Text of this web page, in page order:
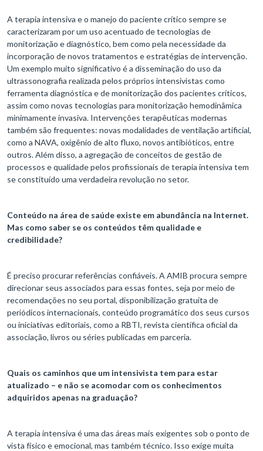
A terapia intensiva e o manejo do paciente crítico sempre se
caracterizaram por um uso acentuado de tecnologias de
monitorização e diagnóstico, bem como pela necessidade da
incorporação de novos tratamentos e estratégias de intervenção.
Um exemplo muito significativo é a disseminação do uso da
ultrassonografia realizada pelos próprios intensivistas como
ferramenta diagnóstica e de monitorização dos pacientes críticos,
assim como novas tecnologias para monitorização hemodinâmica
minimamente invasiva. Intervenções terapêuticas modernas
também são frequentes: novas modalidades de ventilação artificial,
como a NAVA, oxigênio de alto fluxo, novos antibióticos, entre
outros. Além disso, a agregação de conceitos de gestão de
processos e qualidade pelos profissionais de terapia intensiva tem
se constituído uma verdadeira revolução no setor.
Conteúdo na área de saúde existe em abundância na Internet.
Mas como saber se os conteúdos têm qualidade e
credibilidade?
É preciso procurar referências confiáveis. A AMIB procura sempre
direcionar seus associados para essas fontes, seja por meio de
recomendações no seu portal, disponibilização gratuita de
periódicos internacionais, conteúdo programático dos seus cursos
ou iniciativas editoriais, como a RBTI, revista científica oficial da
associação, livros ou séries publicadas em parceria.
Quais os caminhos que um intensivista tem para estar
atualizado – e não se acomodar com os conhecimentos
adquiridos apenas na graduação?
A terapia intensiva é uma das áreas mais exigentes sob o ponto de
vista físico e emocional, mas também técnico. Isso exige muita